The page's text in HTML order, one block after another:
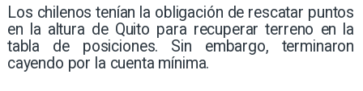
Los chilenos tenían la obligación de rescatar puntos
en la altura de Quito para recuperar terreno en la
tabla de posiciones. Sin embargo, terminaron
cayendo por la cuenta mínima.